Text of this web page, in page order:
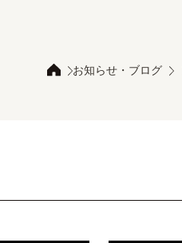
お知らせ・ブログ